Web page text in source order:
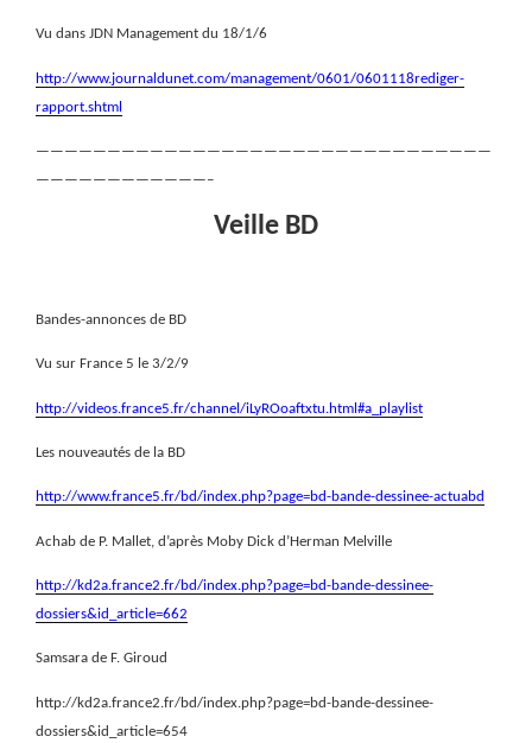
Vu dans JDN Management du 18/1/6
http://www.journaldunet.com/management/0601/0601118rediger-
rapport.shtml
————————————————————————————————
————————————–
Veille BD
Bandes-annonces de BD
Vu sur France 5 le 3/2/9
http://videos.france5.fr/channel/iLyROoaftxtu.html#a_playlist
Les nouveautés de la BD
http://www.france5.fr/bd/index.php?page=bd-bande-dessinee-actuabd
Achab de P. Mallet, d’après Moby Dick d’Herman Melville
http://kd2a.france2.fr/bd/index.php?page=bd-bande-dessinee-
dossiers&id_article=662
Samsara de F. Giroud
http://kd2a.france2.fr/bd/index.php?page=bd-bande-dessinee-
dossiers&id_article=654